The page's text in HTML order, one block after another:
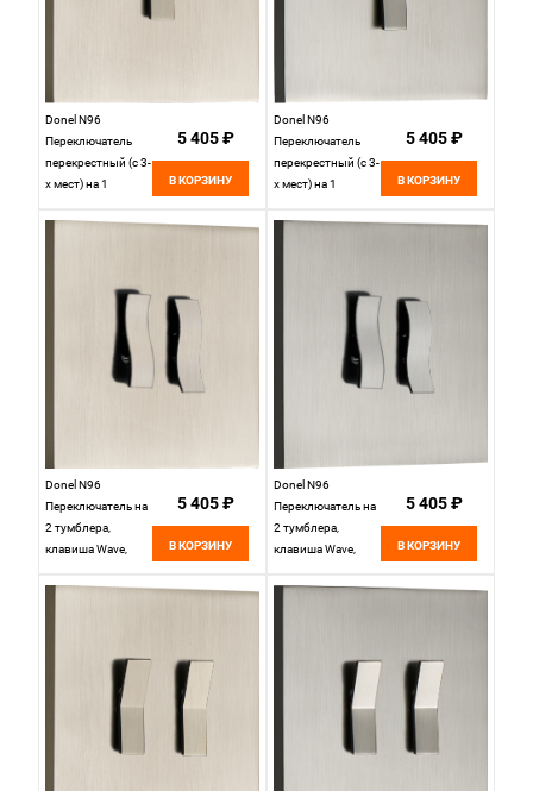
Donel N96
Переключатель
перекрестный (с 3-
х мест) на 1
Angle, 10AX 250V,
5 405 ₽
В КОРЗИНУ
Donel N96
Переключатель
перекрестный (с 3-
х мест) на 1
Angle, 10AX 250V,
5 405 ₽
В КОРЗИНУ
Donel N96
Переключатель на
2 тумблера,
клавиша Wave,
серия DT,
5 405 ₽
В КОРЗИНУ
Donel N96
Переключатель на
2 тумблера,
клавиша Wave,
Вороненая сталь,
5 405 ₽
В КОРЗИНУ